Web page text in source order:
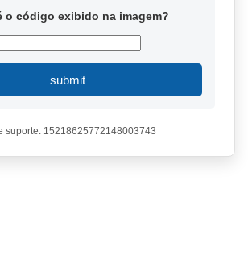
o código exibido na imagem?
submit
suporte: 15218625772148003743